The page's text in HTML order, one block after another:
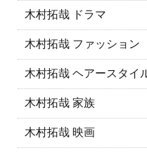
木村拓哉 ドラマ
木村拓哉 ファッション
木村拓哉 ヘアースタイ
木村拓哉 家族
木村拓哉 映画